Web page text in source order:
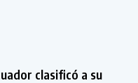
clasificó a su